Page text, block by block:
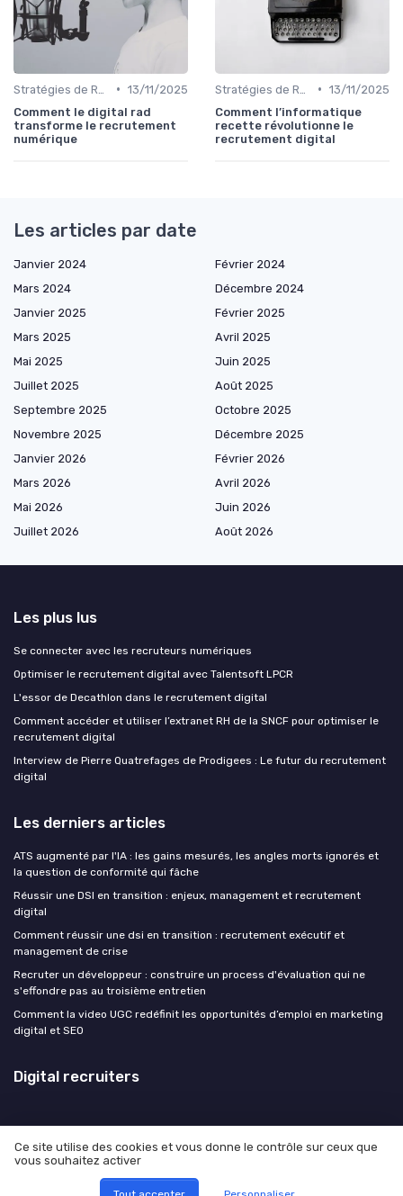
• 13/11/2025
Comment le digital rad
transforme le recrutement
numérique
• 13/11/2025
Comment l’informatique
recette révolutionne le
recrutement digital
Les articles par date
Janvier 2024
Février 2024
Mars 2024
Décembre 2024
Janvier 2025
Février 2025
Mars 2025
Avril 2025
Mai 2025
Juin 2025
Juillet 2025
Août 2025
Septembre 2025
Octobre 2025
Novembre 2025
Décembre 2025
Janvier 2026
Février 2026
Mars 2026
Avril 2026
Mai 2026
Juin 2026
Juillet 2026
Août 2026
Les plus lus
Se connecter avec les recruteurs numériques
Optimiser le recrutement digital avec Talentsoft LPCR
L'essor de Decathlon dans le recrutement digital
Comment accéder et utiliser l’extranet RH de la SNCF pour optimiser le
recrutement digital
Interview de Pierre Quatrefages de Prodigees : Le futur du recrutement
digital
Les derniers articles
ATS augmenté par l'IA : les gains mesurés, les angles morts ignorés et
la question de conformité qui fâche
Réussir une DSI en transition : enjeux, management et recrutement
digital
Comment réussir une dsi en transition : recrutement exécutif et
management de crise
Recruter un développeur : construire un process d'évaluation qui ne
s'effondre pas au troisième entretien
Comment la video UGC redéfinit les opportunités d’emploi en marketing
digital et SEO
Digital recruiters
Mentions légales
© Digital recruiters 2026
Ce site utilise des cookies et vous donne le contrôle sur ceux que
vous souhaitez activer